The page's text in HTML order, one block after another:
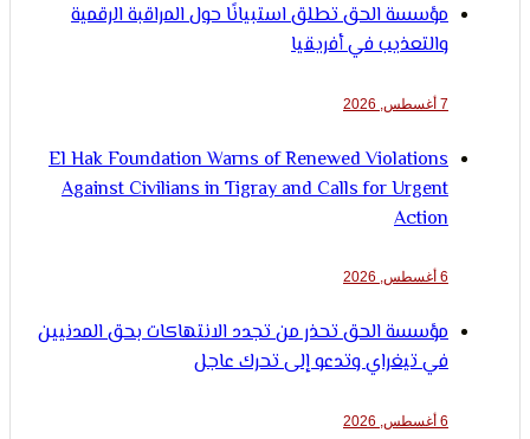
مؤسسة الحق تطلق استبيانًا حول المراقبة الرقمية
والتعذيب في أفريقيا
El Hak Foundation Warns of Renewed Violations
Against Civilians in Tigray and Calls for Urgent
مؤسسة الحق تحذر من تجدد الانتهاكات بحق المدنيين
في تيغراي وتدعو إلى تحرك عاجل